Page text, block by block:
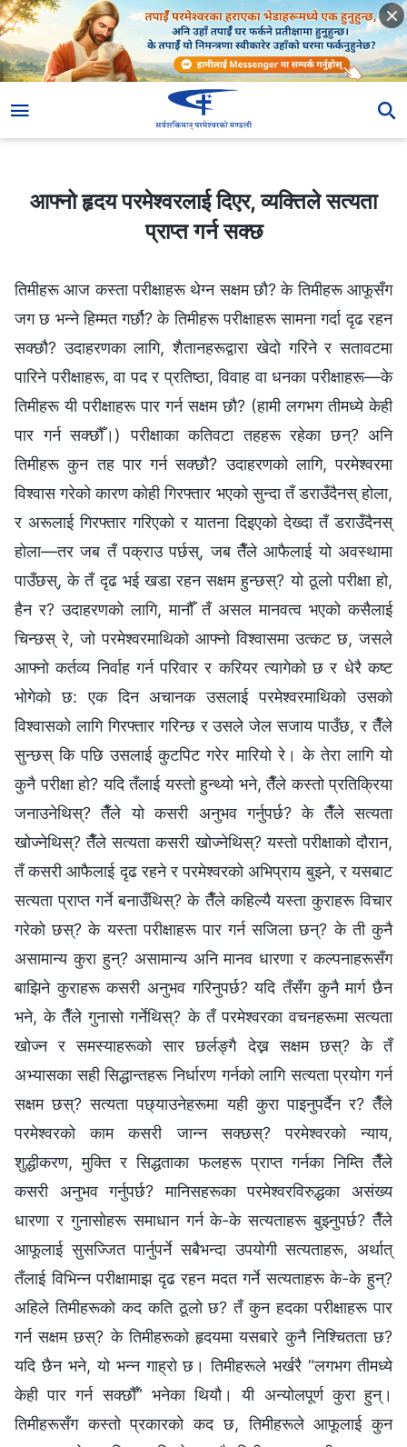
आफ्नो हृदय परमेश्‍वरलाई दिएर, व्यक्तिले सत्यता प्राप्त गर्न सक्छ
आफ्नो हृदय परमेश्‍वरलाई दिएर, व्यक्तिले सत्यता
प्राप्त गर्न सक्छ
तिमीहरू आज कस्ता परीक्षाहरू थेग्‍न सक्षम छौ? के तिमीहरू आफूसँग
जग छ भन्‍ने हिम्मत गर्छौ? के तिमीहरू परीक्षाहरू सामना गर्दा दृढ रहन
सक्छौ? उदाहरणका लागि, शैतानहरूद्वारा खेदो गरिने र सतावटमा
पारिने परीक्षाहरू, वा पद र प्रतिष्ठा, विवाह वा धनका परीक्षाहरू—के
तिमीहरू यी परीक्षाहरू पार गर्न सक्षम छौ? (हामी लगभग तीमध्ये केही
पार गर्न सक्छौँ।) परीक्षाका कतिवटा तहहरू रहेका छन्? अनि
तिमीहरू कुन तह पार गर्न सक्छौ? उदाहरणको लागि, परमेश्‍वरमा
विश्‍वास गरेको कारण कोही गिरफ्तार भएको सुन्दा तँ डराउँदैनस् होला,
र अरूलाई गिरफ्तार गरिएको र यातना दिइएको देख्दा तँ डराउँदैनस्
होला—तर जब तँ पक्राउ पर्छस्, जब तैँले आफैलाई यो अवस्थामा
पाउँछस्, के तँ दृढ भई खडा रहन सक्षम हुन्छस्? यो ठूलो परीक्षा हो,
हैन र? उदाहरणको लागि, मानौँ तँ असल मानवत्व भएको कसैलाई
चिन्छस् रे, जो परमेश्‍वरमाथिको आफ्नो विश्‍वासमा उत्कट छ, जसले
आफ्नो कर्तव्य निर्वाह गर्न परिवार र करियर त्यागेको छ र धेरै कष्ट
भोगेको छ: एक दिन अचानक उसलाई परमेश्‍वरमाथिको उसको
विश्‍वासको लागि गिरफ्तार गरिन्छ र उसले जेल सजाय पाउँछ, र तैँले
सुन्छस् कि पछि उसलाई कुटपिट गरेर मारियो रे। के तेरा लागि यो
कुनै परीक्षा हो? यदि तँलाई यस्तो हुन्थ्यो भने, तैँले कस्तो प्रतिक्रिया
जनाउनेथिस्? तैँले यो कसरी अनुभव गर्नुपर्छ? के तैँले सत्यता
खोज्नेथिस्? तैँले सत्यता कसरी खोज्नेथिस्? यस्तो परीक्षाको दौरान,
तँ कसरी आफैलाई दृढ रहने र परमेश्‍वरको अभिप्राय बुझ्ने, र यसबाट
सत्यता प्राप्त गर्ने बनाउँथिस्? के तैँले कहिल्यै यस्ता कुराहरू विचार
गरेको छस्? के यस्ता परीक्षाहरू पार गर्न सजिला छन्? के ती कुनै
असामान्य कुरा हुन्? असामान्य अनि मानव धारणा र कल्पनाहरूसँग
बाझिने कुराहरू कसरी अनुभव गरिनुपर्छ? यदि तँसँग कुनै मार्ग छैन
भने, के तैँले गुनासो गर्नेथिस्? के तँ परमेश्‍वरका वचनहरूमा सत्यता
खोज्न र समस्याहरूको सार छर्लङ्गै देख्न सक्षम छस्? के तँ
अभ्यासका सही सिद्धान्तहरू निर्धारण गर्नको लागि सत्यता प्रयोग गर्न
सक्षम छस्? सत्यता पछ्याउनेहरूमा यही कुरा पाइनुपर्दैन र? तैँले
परमेश्‍वरको काम कसरी जान्‍न सक्छस्? परमेश्‍वरको न्याय,
शुद्धीकरण, मुक्ति र सिद्धताका फलहरू प्राप्त गर्नका निम्ति तैँले
कसरी अनुभव गर्नुपर्छ? मानिसहरूका परमेश्‍वरविरुद्धका असंख्य
धारणा र गुनासोहरू समाधान गर्न के-के सत्यताहरू बुझ्नुपर्छ? तैँले
आफूलाई सुसज्जित पार्नुपर्ने सबैभन्दा उपयोगी सत्यताहरू, अर्थात्
तँलाई विभिन्न परीक्षामाझ दृढ रहन मदत गर्ने सत्यताहरू के-के हुन्?
अहिले तिमीहरूको कद कति ठूलो छ? तँ कुन हदका परीक्षाहरू पार
गर्न सक्षम छस्? के तिमीहरूको हृदयमा यसबारे कुनै निश्‍चितता छ?
यदि छैन भने, यो भन्न गाह्रो छ। तिमीहरूले भर्खरै “लगभग तीमध्ये
केही पार गर्न सक्छौँ” भनेका थियौ। यी अन्योलपूर्ण कुरा हुन्।
तिमीहरूसँग कस्तो प्रकारको कद छ, तिमीहरूले आफूलाई कुन